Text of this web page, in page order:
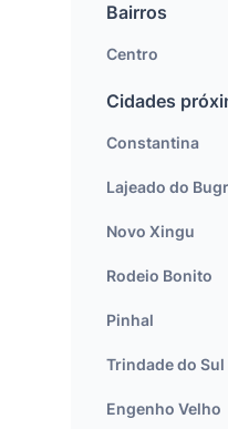
Bairros
Centro
Cidades
Constantina
Lajeado do
Novo Xingu
Rodeio Bonito
Pinhal
Trindade do Sul
Engenho Velho